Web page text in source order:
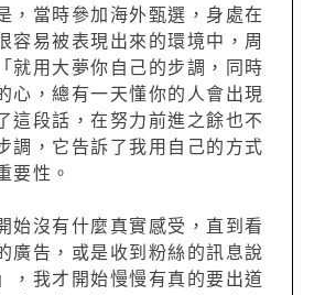
，當時參加海外甄選，身處在
容易被表現出來的環境中，周
就用大夢你自己的步調，同時
心，總有一天懂你的人會出現
這段話，在努力前進之餘也不
調，它告訴了我用自己的方式
要性。
始沒有什麼真實感受，直到看
廣告，或是收到粉絲的訊息說
，我才開始慢慢有真的要出道